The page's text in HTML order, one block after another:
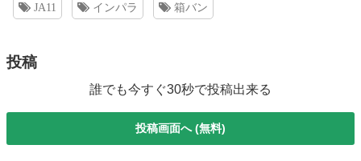
JA11 インパラ 箱バン
投稿
誰でも今すぐ30秒で投稿出来る
投稿画面へ (無料)